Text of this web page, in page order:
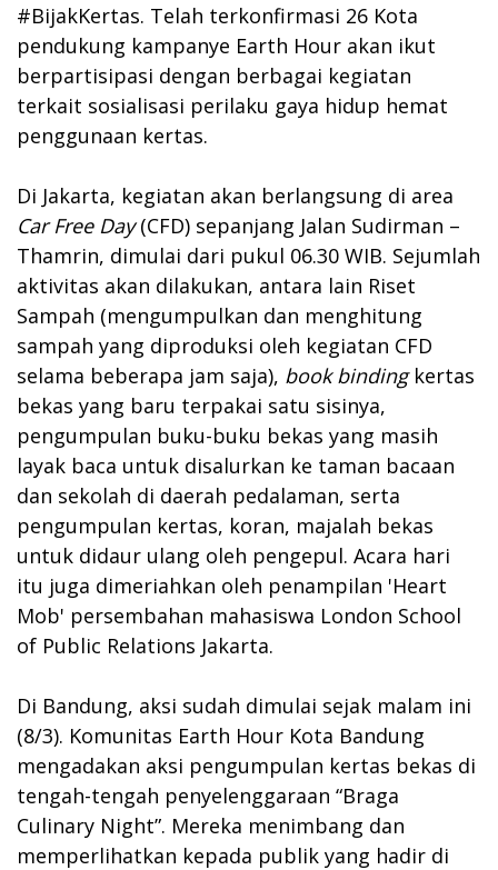
#BijakKertas. Telah terkonfirmasi 26 Kota
pendukung kampanye Earth Hour akan ikut
berpartisipasi dengan berbagai kegiatan
terkait sosialisasi perilaku gaya hidup hemat
penggunaan kertas.
Di Jakarta, kegiatan akan berlangsung di area
Car Free Day(CFD) sepanjang Jalan Sudirman –
Thamrin, dimulai dari pukul 06.30 WIB. Sejumlah
aktivitas akan dilakukan, antara lain Riset
Sampah (mengumpulkan dan menghitung
sampah yang diproduksi oleh kegiatan CFD
selama beberapa jam saja), book bindingkertas
bekas yang baru terpakai satu sisinya,
pengumpulan buku-buku bekas yang masih
layak baca untuk disalurkan ke taman bacaan
dan sekolah di daerah pedalaman, serta
pengumpulan kertas, koran, majalah bekas
untuk didaur ulang oleh pengepul. Acara hari
itu juga dimeriahkan oleh penampilan 'Heart
Mob' persembahan mahasiswa London School
of Public Relations Jakarta.
Di Bandung, aksi sudah dimulai sejak malam ini
(8/3). Komunitas Earth Hour Kota Bandung
mengadakan aksi pengumpulan kertas bekas di
tengah-tengah penyelenggaraan “Braga
Culinary Night”. Mereka menimbang dan
memperlihatkan kepada publik yang hadir di